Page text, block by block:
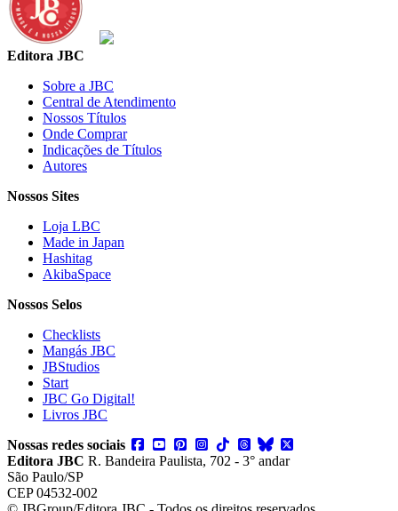
Editora JBC
Sobre a JBC
Central de Atendimento
Nossos Títulos
Onde Comprar
Indicações de Títulos
Autores
Nossos Sites
Loja LBC
Made in Japan
Hashitag
AkibaSpace
Nossos Selos
Checklists
Mangás JBC
JBStudios
Start
JBC Go Digital!
Livros JBC
Nossas redes sociais
Editora JBC R. Bandeira Paulista, 702 - 3° andar
São Paulo/SP
CEP 04532-002